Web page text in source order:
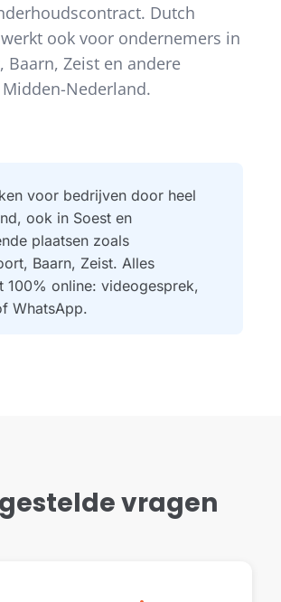
Dutch
ook voor ondernemers in
Baarn, Zeist en andere
Nederland.
voor bedrijven door heel
ook in Soest en
plaatsen zoals
Baarn, Zeist. Alles
100% online: videogesprek,
WhatsApp.
vragen